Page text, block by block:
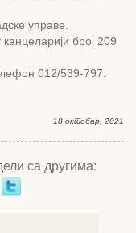
управе.
број 209
012/539-797.
18 октобар, 2021
са другима: